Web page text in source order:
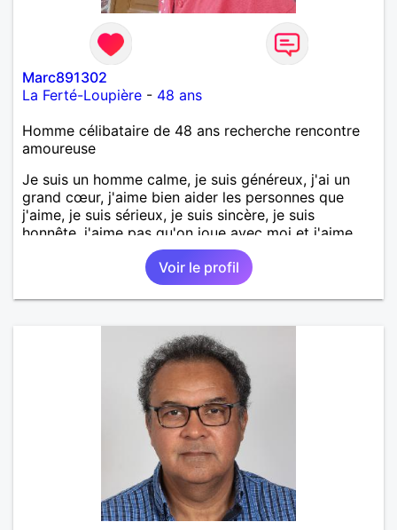
Marc891302
La Ferté-Loupière - 48 ans
Homme célibataire de 48 ans recherche rencontre
amoureuse
Je suis un homme calme, je suis généreux, j'ai un
grand cœur, j'aime bien aider les personnes que
j'aime, je suis sérieux, je suis sincère, je suis
honnête, j'aime pas qu'on joue avec moi et j'aime
pas les mensonges. Je cherche une relation
amoureuse et sérieuse.Voir le profil